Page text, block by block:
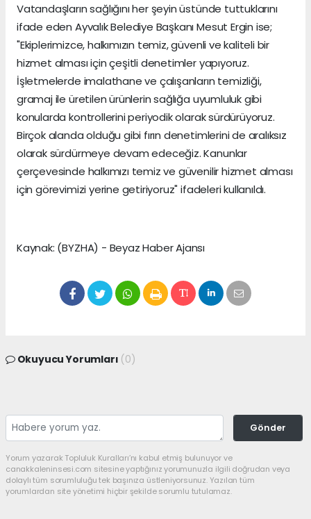
Vatandaşların sağlığını her şeyin üstünde tuttuklarını
ifade eden Ayvalık Belediye Başkanı Mesut Ergin ise;
"Ekiplerimizce, halkımızın temiz, güvenli ve kaliteli bir
hizmet alması için çeşitli denetimler yapıyoruz.
İşletmelerde imalathane ve çalışanların temizliği,
gramaj ile üretilen ürünlerin sağlığa uyumluluk gibi
konularda kontrollerini periyodik olarak sürdürüyoruz.
Birçok alanda olduğu gibi fırın denetimlerini de aralıksız
olarak sürdürmeye devam edeceğiz. Kanunlar
çerçevesinde halkımızı temiz ve güvenilir hizmet alması
için görevimizi yerine getiriyoruz" ifadeleri kullanıldı.
Kaynak: (BYZHA) - Beyaz Haber Ajansı
Okuyucu Yorumları (0)
Gönder
Yorum yazarak Topluluk Kuralları’nı kabul etmiş bulunuyor ve
canakkaleninsesi.com sitesine yaptığınız yorumunuzla ilgili doğrudan veya
dolaylı tüm sorumluluğu tek başınıza üstleniyorsunuz. Yazılan tüm
yorumlardan site yönetimi hiçbir şekilde sorumlu tutulamaz.